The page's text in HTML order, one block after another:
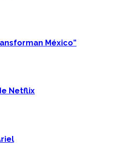
México”
Netflix